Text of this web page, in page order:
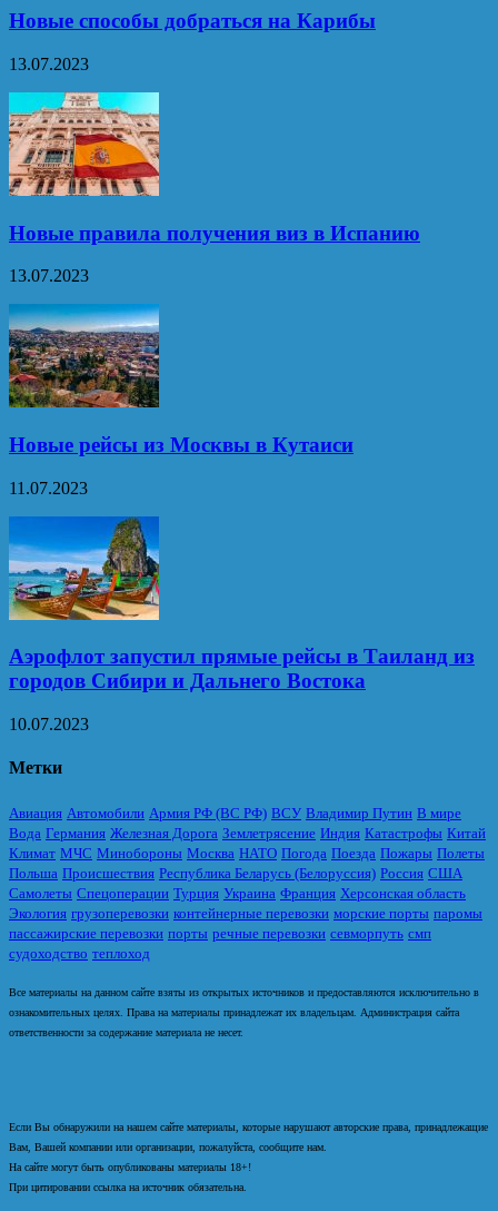
Новые способы добраться на Карибы
13.07.2023
Новые правила получения виз в Испанию
13.07.2023
Новые рейсы из Москвы в Кутаиси
11.07.2023
Аэрофлот запустил прямые рейсы в Таиланд из
городов Сибири и Дальнего Востока
10.07.2023
Метки
Авиация Автомобили Армия РФ (ВС РФ) ВСУ Владимир Путин В мире
Вода Германия Железная Дорога Землетрясение Индия Катастрофы Китай
Климат МЧС Минобороны Москва НАТО Погода Поезда Пожары Полеты
Польша Происшествия Республика Беларусь (Белоруссия) Россия США
Самолеты Спецоперации Турция Украина Франция Херсонская область
Экология грузоперевозки контейнерные перевозки морские порты паромы
пассажирские перевозки порты речные перевозки севморпуть смп
судоходство теплоход
Все материалы на данном сайте взяты из открытых источников и предоставляются исключительно в
ознакомительных целях. Права на материалы принадлежат их владельцам. Администрация сайта
ответственности за содержание материала не несет.
Если Вы обнаружили на нашем сайте материалы, которые нарушают авторские права, принадлежащие
Вам, Вашей компании или организации, пожалуйста, сообщите нам.
На сайте могут быть опубликованы материалы 18+!
При цитировании ссылка на источник обязательна.